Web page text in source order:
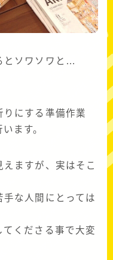
とソワソワと…
にする準備作業
ます。
ますが、実はそこ
な人間にとっては
くださる事で大変